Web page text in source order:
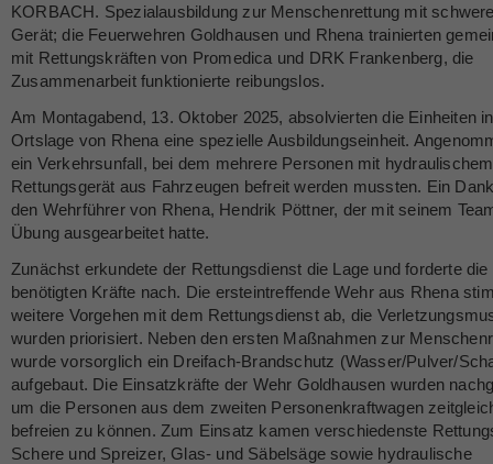
KORBACH. Spezialausbildung zur Menschenrettung mit
Gerät; die Feuerwehren Goldhausen und Rhena trainierten
mit Rettungskräften von Promedica und DRK Frankenberg, die
Zusammenarbeit funktionierte reibungslos.
Am Montagabend, 13. Oktober 2025, absolvierten die Einheiten
Ortslage von Rhena eine spezielle Ausbildungseinheit.
ein Verkehrsunfall, bei dem mehrere Personen mit hydraulischem
Rettungsgerät aus Fahrzeugen befreit werden mussten. Ein
den Wehrführer von Rhena, Hendrik Pöttner, der mit seinem
Übung ausgearbeitet hatte.
Zunächst erkundete der Rettungsdienst die Lage und forderte die
benötigten Kräfte nach. Die ersteintreffende Wehr aus Rhena
weitere Vorgehen mit dem Rettungsdienst ab, die
wurden priorisiert. Neben den ersten Maßnahmen zur
wurde vorsorglich ein Dreifach-Brandschutz (Wasser/Pulver/
aufgebaut. Die Einsatzkräfte der Wehr Goldhausen wurden
um die Personen aus dem zweiten Personenkraftwagen
befreien zu können. Zum Einsatz kamen verschiedenste
Schere und Spreizer, Glas- und Säbelsäge sowie hydraulische